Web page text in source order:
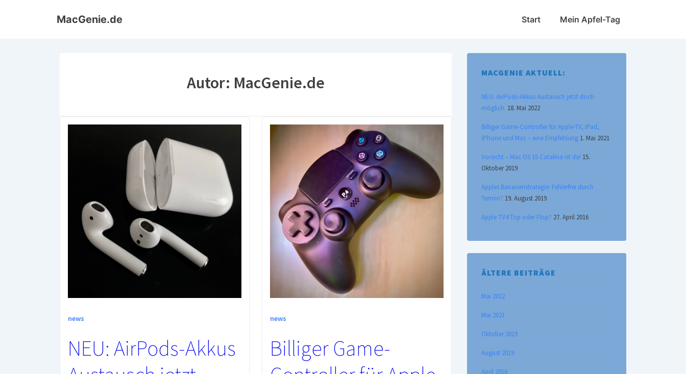
MacGenie.de Hauptnavigation
Start Mein Apfel-Tag
Autor: MacGenie.de
news
NEU: AirPods-Akkus
news
Billiger Game-
MACGENIE AKTUELL:
NEU: AirPods-Akkus Austausch jetzt doch
möglich. 18. Mai 2022
Billiger Game-Controller für Apple-TV, iPad,
iPhone und Mac – eine Empfehlung 1. Mai 2021
Vorsicht – Mac OS 15 Catalina ist da! 15.
Oktober 2019
Apples Bananenstrategie: Fehlerfrei durch
Termin? 19. August 2019
Apple TV4 Top oder Flop? 27. April 2016
ÄLTERE BEITRÄGE
Mai 2022
Mai 2021
Oktober 2019
August 2019
April 2016